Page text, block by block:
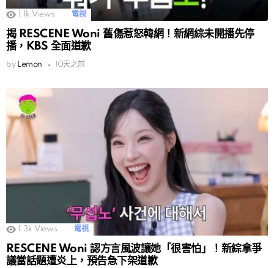
1.1k Views 電視
揭 RESCENE Woni 舊傷惹怒韓網！新網綜未開播先停
播，KBS 全面道歉
by Lemon 10天之前
1.3k Views 電視
RESCENE Woni 認方言風波讓她「很害怕」！新綜拿爭
議當話題遭炎上，預告急下架道歉